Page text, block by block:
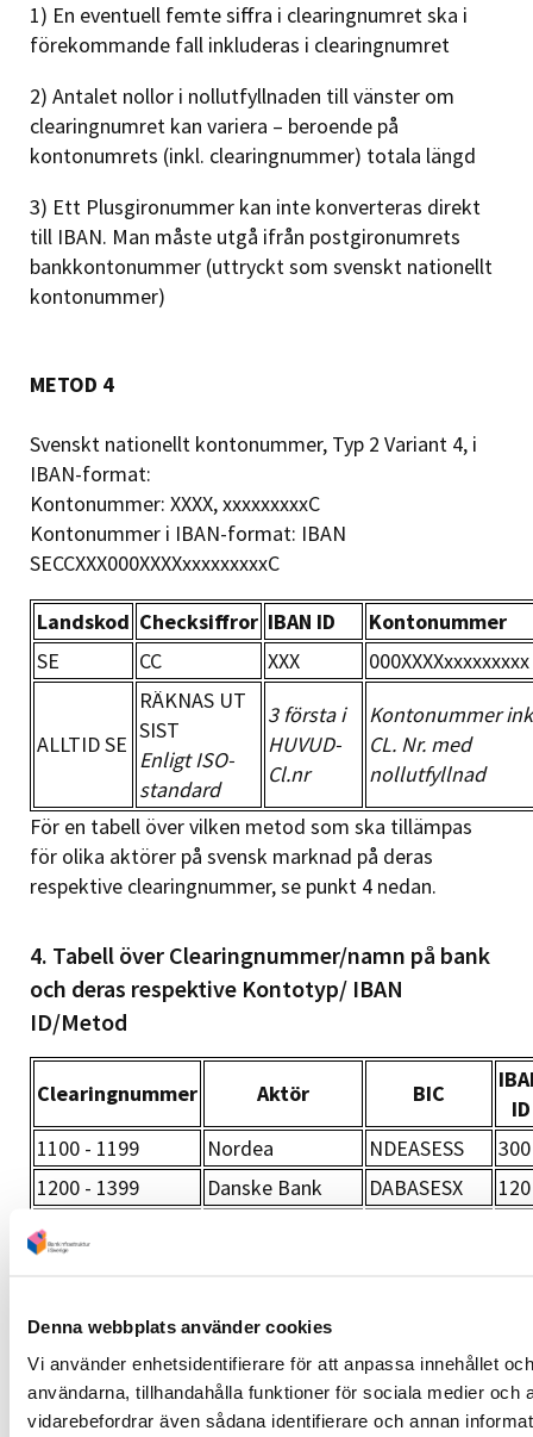
Denna webbplats använder cookies
Vi använder enhetsidentifierare för att anpassa innehållet
användarna, tillhandahålla funktioner för sociala medier och
vidarebefordrar även sådana identifierare och annan
1) En eventuell femte siffra i clearingnumret ska i
förekommande fall inkluderas i clearingnumret
2) Antalet nollor i nollutfyllnaden till vänster om
clearingnumret kan variera – beroende på
kontonumrets (inkl. clearingnummer) totala längd
3) Ett Plusgironummer kan inte konverteras direkt
till IBAN. Man måste utgå ifrån postgironumrets
bankkontonummer (uttryckt som svenskt nationellt
kontonummer)
METOD 4
Svenskt nationellt kontonummer, Typ 2 Variant 4, i
IBAN-format:
Kontonummer: XXXX, xxxxxxxxxC
Kontonummer i IBAN-format: IBAN
SECCXXX000XXXXxxxxxxxxxC
Landskod Checksiffror IBAN ID
Kontonummer
SE
CC XXX 000XXXXxxxxxxxxx
ALLTID SE
RÄKNAS UT
SIST
Enligt ISO-
standard
3 första i
HUVUD-
Cl.nr
Kontonummer
CL. Nr. med
nollutfyllnad
För en tabell över vilken metod som ska tillämpas
för olika aktörer på svensk marknad på deras
respektive clearingnummer, se punkt 4 nedan.
4. Tabell över Clearingnummer/namn på bank
och deras respektive Kontotyp/ IBAN
ID/Metod
Clearingnummer Aktör BIC
ID
1100 - 1199
Nordea NDEASESS
300
1200 - 1399
Danske Bank DABASESX
120
1400 - 2099
2120 - 2126
Steven AB
2127 - 2127
Steven AB SVVVSES2
212
2128 - 2128
Steven AB SVVVSES3
212